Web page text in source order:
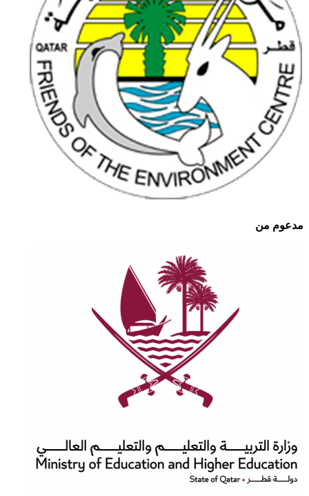
مدعوم من